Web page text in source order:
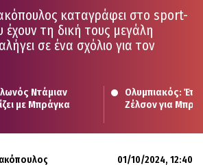
καταγράφει στο sport-
έχουν τη δική τους μεγάλη
σε ένα σχόλιο για τον
Ντάμιαν
με Μπράγκα
Ολυμπιακός:
Ζέλσον για
01/10/2024, 12:40